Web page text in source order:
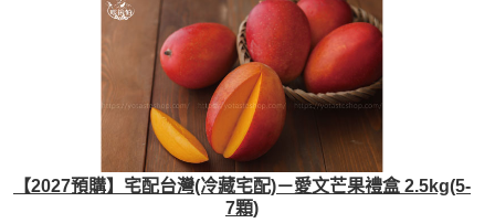
【2027預購】宅配台灣(冷藏宅配)－愛文芒果禮盒 2.5kg(5-
7顆)